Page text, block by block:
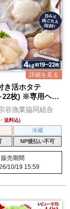
き活ホタテ
22枚) ※専用ヘラ
谷漁業協同組合
冷蔵
NP後払い不可
販売期間
10/19 15:59